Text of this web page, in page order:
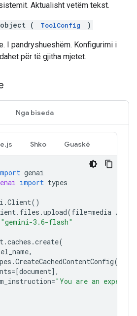
Aktualisht vetëm tekst.
object ( ToolConfig )
I pandryshueshëm. Konfigurimi i
për të gjitha mjetet.
Nga biseda
Shko Guaskë
genai
import types
.Client()
. files .upload(file=media /
"gemini-3.6-flash"
.caches .create(
,
.CreateCachedContentConfig(
=[document],
="You are an expert